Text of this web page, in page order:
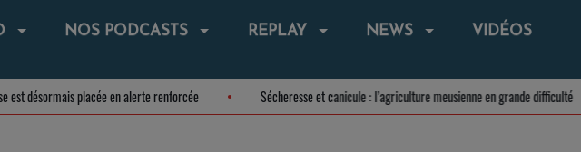
NOS PODCASTS REPLAY NEWS VIDÉOS
est désormais placée en alerte renforcée Sécheresse et canicule : l’agriculture meusienne en grande difficulté